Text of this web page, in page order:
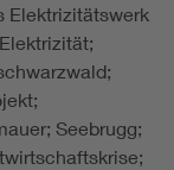
Elektrizitätswerk
Seebrugg;